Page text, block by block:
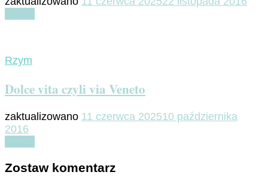
Rzym
Dolce vita czyli via Veneto
zaktualizowano 11 czerwca 202510 października
2016
Zostaw komentarz